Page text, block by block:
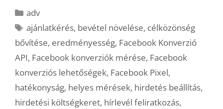
Kategória
adv
Címkék
ajánlatkérés, bevétel növelése, célközönség
bővítése, eredményesség, Facebook Konverzió
API, Facebook konverziók mérése, Facebook
konverziós lehetőségek, Facebook Pixel,
hatékonyság, helyes mérések, hirdetés beállítás,
hirdetési költségkeret, hírlevél feliratkozás,